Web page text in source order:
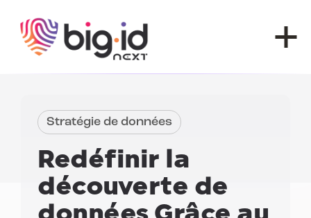
Stratégie de données
Redéfinir la
découverte de